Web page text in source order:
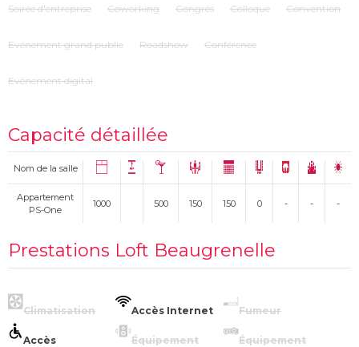
Soirée d'entreprise Coworking Congrés Colloque Convention
Evénement grand public Roadshow Conférence
Evènement digital
Capacité détaillée
Nom de la salle
Appartement
PS-One
1000 500 150 150 0 - - -
Prestations Loft Beaugrenelle
Climatisation Accès Internet Fumeur
Accès
Équipement
Équipement